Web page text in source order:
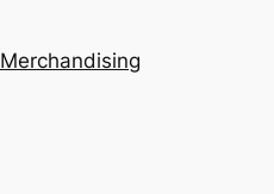
Merchandising